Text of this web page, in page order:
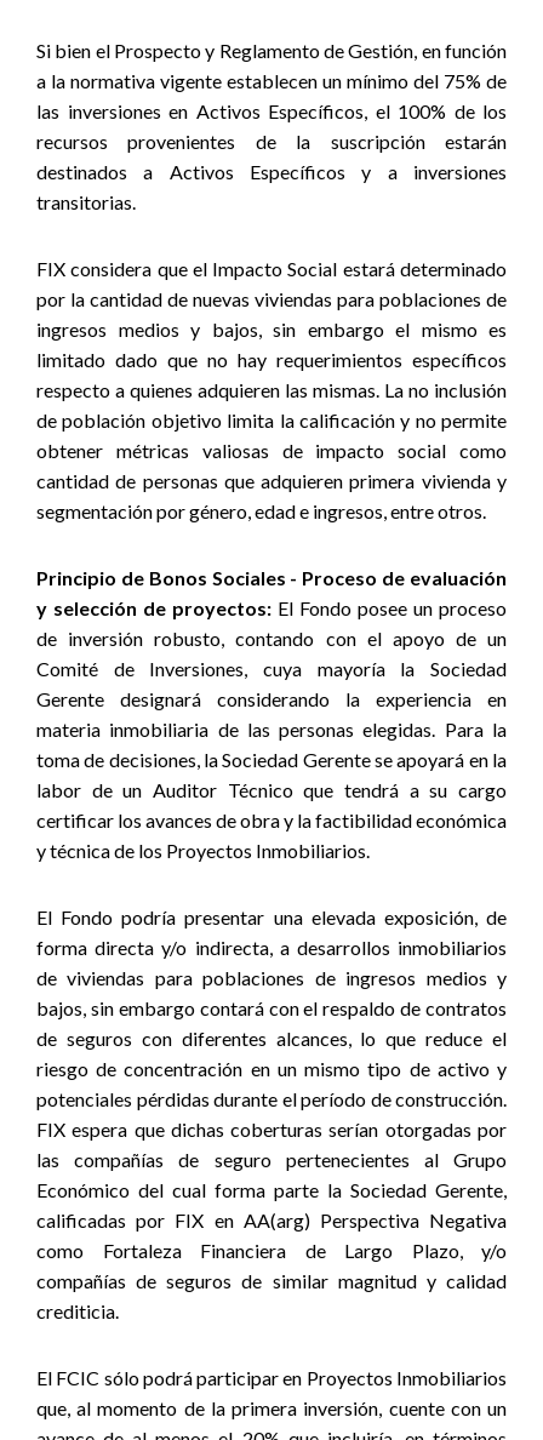
Si bien el Prospecto y Reglamento de Gestión, en función
a la normativa vigente establecen un mínimo del 75% de
las inversiones en Activos Específicos, el 100% de los
recursos provenientes de la suscripción estarán
destinados a Activos Específicos y a inversiones
transitorias.
FIX considera que el Impacto Social estará determinado
por la cantidad de nuevas viviendas para poblaciones de
ingresos medios y bajos, sin embargo el mismo es
limitado dado que no hay requerimientos específicos
respecto a quienes adquieren las mismas. La no inclusión
de población objetivo limita la calificación y no permite
obtener métricas valiosas de impacto social como
cantidad de personas que adquieren primera vivienda y
segmentación por género, edad e ingresos, entre otros.
Principio de Bonos Sociales - Proceso de evaluación
y selección de proyectos: El Fondo posee un proceso
de inversión robusto, contando con el apoyo de un
Comité de Inversiones, cuya mayoría la Sociedad
Gerente designará considerando la experiencia en
materia inmobiliaria de las personas elegidas. Para la
toma de decisiones, la Sociedad Gerente se apoyará en la
labor de un Auditor Técnico que tendrá a su cargo
certificar los avances de obra y la factibilidad económica
y técnica de los Proyectos Inmobiliarios.
El Fondo podría presentar una elevada exposición, de
forma directa y/o indirecta, a desarrollos inmobiliarios
de viviendas para poblaciones de ingresos medios y
bajos, sin embargo contará con el respaldo de contratos
de seguros con diferentes alcances, lo que reduce el
riesgo de concentración en un mismo tipo de activo y
potenciales pérdidas durante el período de construcción.
FIX espera que dichas coberturas serían otorgadas por
las compañías de seguro pertenecientes al Grupo
Económico del cual forma parte la Sociedad Gerente,
calificadas por FIX en AA(arg) Perspectiva Negativa
como Fortaleza Financiera de Largo Plazo, y/o
compañías de seguros de similar magnitud y calidad
crediticia.
El FCIC sólo podrá participar en Proyectos Inmobiliarios
que, al momento de la primera inversión, cuente con un